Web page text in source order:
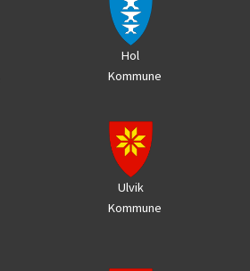
Hol
Kommune
Ulvik
Kommune